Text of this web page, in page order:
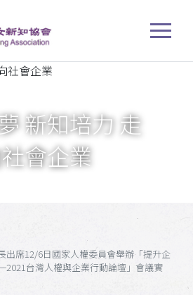
新知培力 走
會企業
出席12/6日國家人權委員會舉辦「提升企
台灣人權與企業行動論壇」會議實